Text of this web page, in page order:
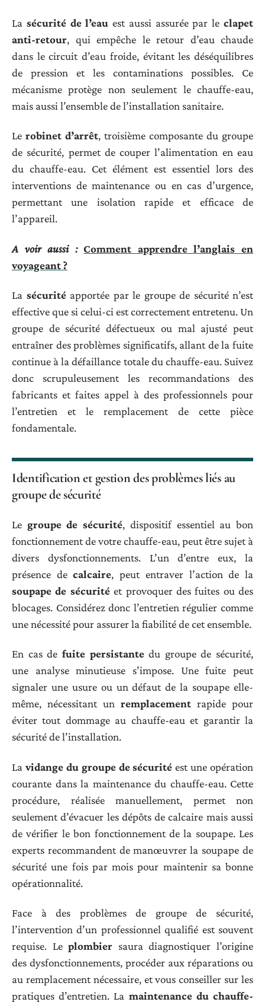
La sécurité de l’eau est aussi assurée par leclapet
anti-retour, qui empêche le retour d’eau chaude
dans le circuit d’eau froide, évitant les déséquilibres
de pression et les contaminations possibles. Ce
mécanisme protège non seulement le chauffe-eau,
mais aussi l’ensemble de l’installation sanitaire.
Le robinet d’arrêt, troisième composante du groupe
de sécurité, permet de couper l’alimentation en eau
du chauffe-eau. Cet élément est essentiel lors des
interventions de maintenance ou en cas d’urgence,
permettant une isolation rapide et efficace de
l’appareil.
A voir aussi : Comment apprendre l’anglais en
voyageant ?
La sécuritéapportée par le groupe de sécurité n’est
effective que si celui-ci est correctement entretenu. Un
groupe de sécurité défectueux ou mal ajusté peut
entraîner des problèmes significatifs, allant de la fuite
continue à la défaillance totale du chauffe-eau. Suivez
donc scrupuleusement les recommandations des
fabricants et faites appel à des professionnels pour
l’entretien et le remplacement de cette pièce
fondamentale.
Identification et gestion des problèmes liés au
groupe de sécurité
Le groupe de sécurité, dispositif essentiel au bon
fonctionnement de votre chauffe-eau, peut être sujet à
divers dysfonctionnements. L’un d’entre eux, la
présence decalcaire, peut entraver l’action de la
soupape de sécuritéet provoquer des fuites ou des
blocages. Considérez donc l’entretien régulier comme
une nécessité pour assurer la fiabilité de cet ensemble.
En cas de fuite persistantedu groupe de sécurité,
une analyse minutieuse s’impose. Une fuite peut
signaler une usure ou un défaut de la soupape elle-
même, nécessitant un remplacement rapide pour
éviter tout dommage au chauffe-eau et garantir la
sécurité de l’installation.
La vidange du groupe de sécurité est une opération
courante dans la maintenance du chauffe-eau. Cette
procédure, réalisée manuellement, permet non
seulement d’évacuer les dépôts de calcaire mais aussi
de vérifier le bon fonctionnement de la soupape. Les
experts recommandent de manœuvrer la soupape de
sécurité une fois par mois pour maintenir sa bonne
opérationnalité.
Face à des problèmes de groupe de sécurité,
l’intervention d’un professionnel qualifié est souvent
requise. Leplombier saura diagnostiquer l’origine
des dysfonctionnements, procéder aux réparations ou
au remplacement nécessaire, et vous conseiller sur les
pratiques d’entretien. La maintenance du chauffe-